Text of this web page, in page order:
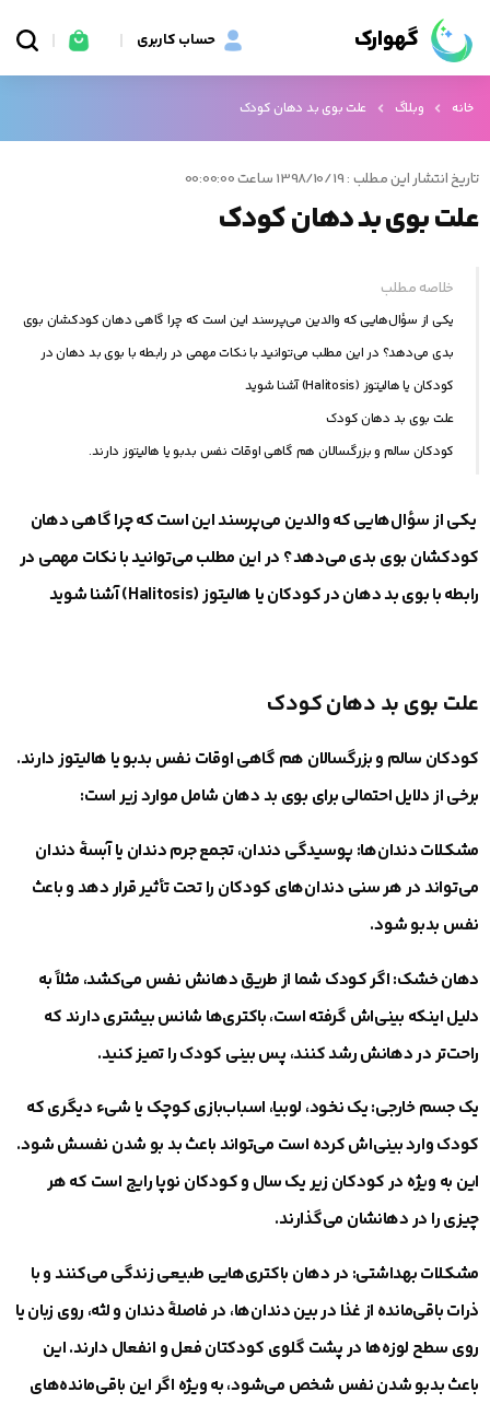
گهوارک حساب کاربری
خانه وبلاگ علت بوی بد دهان کودک
تاریخ انتشار این مطلب : 1398/10/19 ساعت 00:00:00
علت بوی بد دهان کودک
خلاصه مطلب
یکی از سؤال‌هایی که والدین می‌پرسند این است که چرا گاهی دهان کودکشان بوی
بدی می‌دهد؟ در این مطلب می‌توانید با نکات مهمی در رابطه با بوی بد دهان در
کودکان یا هالیتوز (Halitosis) آشنا شوید
علت بوی بد دهان کودک
کودکان سالم و بزرگسالان هم گاهی اوقات نفس بدبو یا هالیتوز دارند.
یکی از سؤال‌هایی که والدین می‌پرسند این است که چرا گاهی دهان
کودکشان بوی بدی می‌دهد؟ در این مطلب می‌توانید با نکات مهمی در
رابطه با بوی بد دهان در کودکان یا هالیتوز (Halitosis) آشنا شوید
علت بوی بد دهان کودک
کودکان سالم و بزرگسالان هم گاهی اوقات نفس بدبو یا هالیتوز دارند.
برخی از دلایل احتمالی برای بوی بد دهان شامل موارد زیر است:
مشکلات دندان‌ها: پوسیدگی دندان، تجمع جرم دندان یا آبسهٔ دندان
می‌تواند در هر سنی دندان‌های کودکان را تحت تأثیر قرار دهد و باعث
نفس بدبو شود.
دهان خشک:اگر کودک شما از طریق دهانش نفس می‌کشد، مثلاً به
دلیل اینکه بینی‌اش گرفته است، باکتری‌ها شانس بیشتری دارند که
راحت‌تر در دهانش رشد کنند، پس بینی کودک را تمیز کنید.
یک جسم خارجی:یک نخود، لوبیا، اسباب‌بازی کوچک یا شیء دیگری که
کودک وارد بینی‌اش کرده است می‌تواند باعث بد بو شدن نفسش شود.
این به ویژه در کودکان زیر یک سال و کودکان نوپا رایج است که هر
چیزی را در دهانشان می‌گذارند.
مشکلات بهداشتی: در دهان باکتری‌هایی طبیعی زندگی می‌کنند و با
ذرات باقی‌مانده از غذا در بین دندان‌ها، در فاصلهٔ دندان و لثه، روی زبان یا
روی سطح لوزه‌ها در پشت گلوی کودکتان فعل و انفعال دارند. این
باعث بدبو شدن نفس شخص می‌شود، به ویژه اگر این باقی‌مانده‌های